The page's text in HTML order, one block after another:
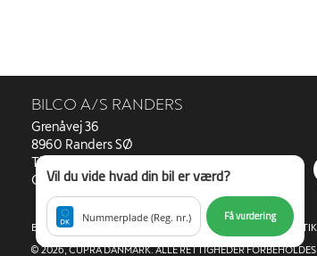
BILCO A/S RANDERS
Grenåvej 36
8960 Randers SØ
Tlf.: 88 33 20 00 -
CVR: 12 57 09 88
BILCO A/S RANDERS CUPRADANMARK.DK COOKIEPOLITIK
© 2026, CUPRA DANMARK. ALLE RETTIGHEDER FORBEHOLDES.
Vil du vide hvad din bil er værd?
Nummerplade (Reg. nr.) Få vurdering